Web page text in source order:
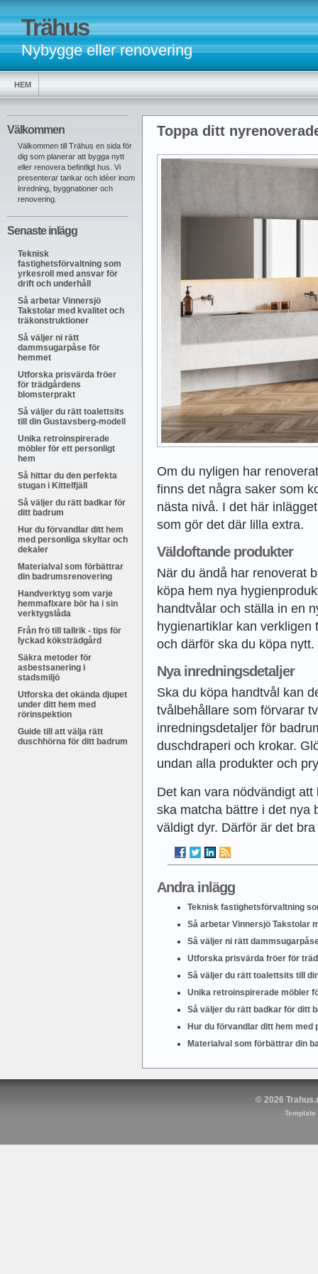
Trähus
Nybygge eller renovering
HEM
Välkommen
Välkommen till Trähus en sida för
dig som planerar att bygga nytt
eller renovera befintligt hus. Vi
presenterar tankar och idéer inom
inredning, byggnationer och
renovering.
Senaste inlägg
Teknisk
fastighetsförvaltning som
yrkesroll med ansvar för
drift och underhåll
Så arbetar Vinnersjö
Takstolar med kvalitet och
träkonstruktioner
Så väljer ni rätt
dammsugarpåse för
hemmet
Utforska prisvärda fröer
för trädgårdens
blomsterprakt
Så väljer du rätt toalettsits
till din Gustavsberg-modell
Unika retroinspirerade
möbler för ett personligt
hem
Så hittar du den perfekta
stugan i Kittelfjäll
Så väljer du rätt badkar för
ditt badrum
Hur du förvandlar ditt hem
med personliga skyltar och
dekaler
Materialval som förbättrar
din badrumsrenovering
Handverktyg som varje
hemmafixare bör ha i sin
verktygslåda
Från frö till tallrik - tips för
lyckad köksträdgård
Säkra metoder för
asbestsanering i
stadsmiljö
Utforska det okända djupet
under ditt hem med
rörinspektion
Guide till att välja rätt
duschhörna för ditt badrum
Toppa ditt
Om du nyligen har
finns det några saker som
nästa nivå. I det här
som gör det där lilla extra.
Väldoftande produkter
När du ändå har renoverat
köpa hem nya
handtvålar och ställa in en
hygienartiklar kan
och därför ska du köpa nytt.
Nya inredningsdetaljer
Ska du köpa handtvål kan
tvålbehållare som förvarar
inredningsdetaljer för
duschdraperi och krokar.
undan alla produkter och
Det kan vara nödvändigt
ska matcha bättre i det nya
väldigt dyr. Därför är det
Andra inlägg
Teknisk fastighetsförvaltning
Så arbetar Vinnersjö Takstolar
Så väljer ni rätt
Utforska prisvärda fröer för
Så väljer du rätt toalettsits till
Unika retroinspirerade möbler
Så väljer du rätt badkar för ditt
Hur du förvandlar ditt hem
Materialval som förbättrar din
© 2026